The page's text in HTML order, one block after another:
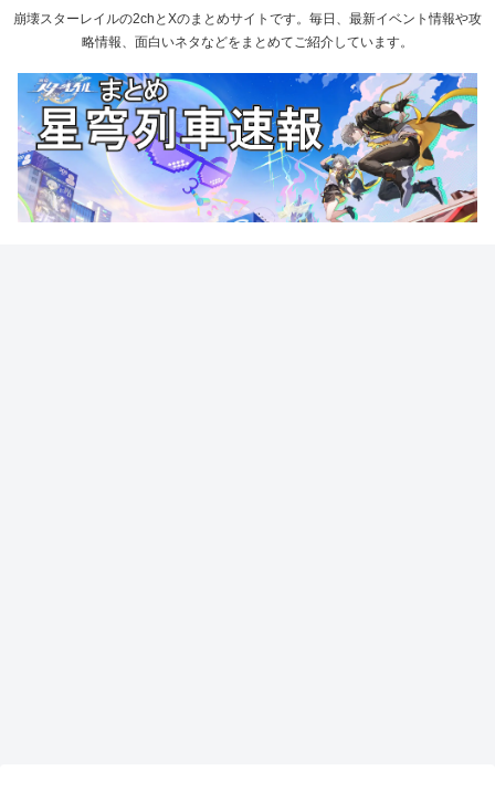
崩壊スターレイルの2chとXのまとめサイトです。毎日、最新イベント情報や攻
略情報、面白いネタなどをまとめてご紹介しています。